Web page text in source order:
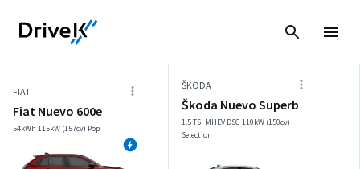
FIAT
Fiat Nuevo 600e
54kWh 115kW (157cv) Pop
ŠKODA
Škoda Nuevo Superb
1.5 TSI MHEV DSG 110kW (150cv)
Selection